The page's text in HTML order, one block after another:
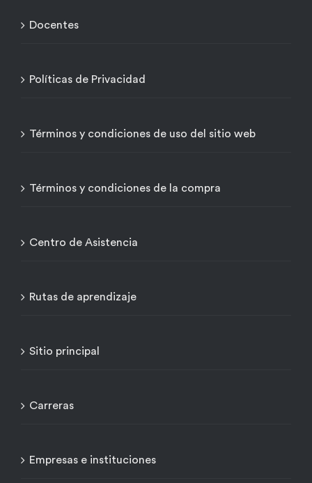
Docentes
Políticas de Privacidad
Términos y condiciones de uso del sitio web
Términos y condiciones de la compra
Centro de Asistencia
Rutas de aprendizaje
Sitio principal
Carreras
Empresas e instituciones